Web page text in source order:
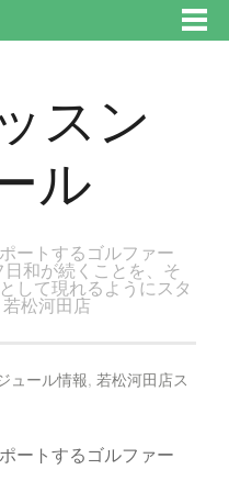
スン
ル
ートするゴルファー
和が続くことを、そ
して現れるようにスタ
松河田店
ュール情報, 若松河田店ス
ートするゴルファー